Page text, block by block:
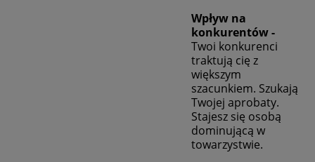
Wpływ na
konkurentów -
Twoi konkurenci
traktują cię z
większym
szacunkiem. Szukają
Twojej aprobaty.
Stajesz się osobą
dominującą w
towarzystwie.